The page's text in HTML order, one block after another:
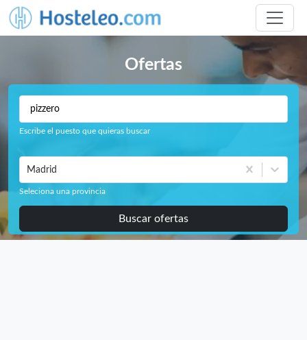
Ofertas
Escribe el puesto que quieras buscar
Madrid
Seleciona una provincia
Buscar ofertas